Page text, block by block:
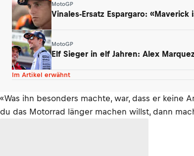
MotoGP
Vinales-Ersatz Espargaro:
MotoGP
Elf Sieger in elf Jahren: Alex
Im Artikel erwähnt
«Was ihn besonders machte, war, dass er keine
du das Motorrad länger machen willst, dann